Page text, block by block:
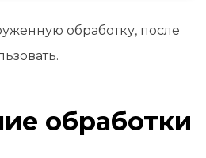
обработку, после
обработки